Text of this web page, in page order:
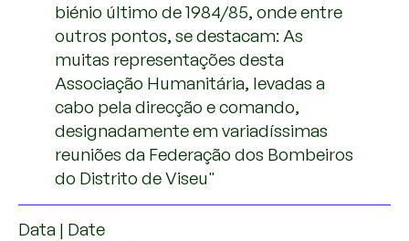
biénio último de 1984/85, onde entre
outros pontos, se destacam: As
muitas representações desta
Associação Humanitária, levadas a
cabo pela direcção e comando,
designadamente em variadíssimas
reuniões da Federação dos Bombeiros
do Distrito de Viseu"
Data | Date